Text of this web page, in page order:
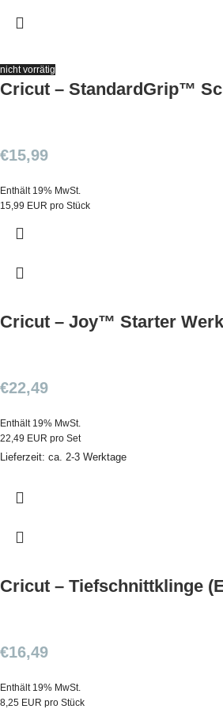
nicht vorrätig
Cricut – StandardGrip™
€15,99
Enthält 19% MwSt.
15,99 EUR pro Stück
Cricut – Joy™ Starter
€22,49
Enthält 19% MwSt.
22,49 EUR pro Set
Lieferzeit: ca. 2-3 Werktage
Cricut – Tiefschnittklinge
€16,49
Enthält 19% MwSt.
8,25 EUR pro Stück